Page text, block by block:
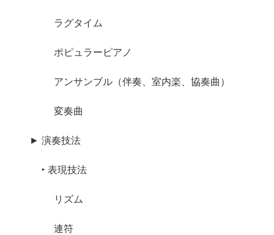
ラグタイム
ポピュラーピアノ
アンサンブル（伴奏、室内楽、協奏曲）
変奏曲
► 演奏技法
‣ 表現技法
リズム
連符